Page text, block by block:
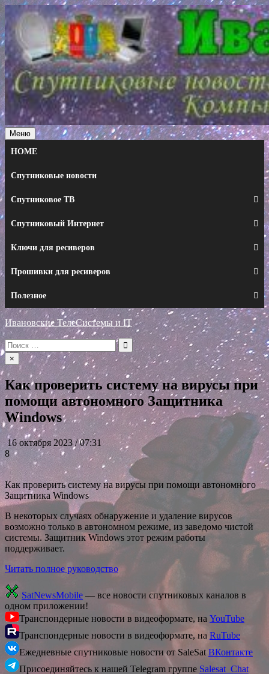
Перейти
к
содержимому
Меню
HOME
Спутниковые новости
Спутниковое ТВ
Спутниковый Интернет
Ключи для ресиверов
Прошивки для ресиверов
Полезное
Ивановские ТелеСистемы и IT
Искать:
×
Как проверить систему на вирусы при
помощи автономного Защитника
Windows
16 октября 2023 / 07:31
8
Как проверить систему на вирусы при помощи автономного
Защитника Windows
В некоторых случаях обнаружение и удаление вирусов
возможно только в автономном режиме, из заведомо чистой
системы. Защитник Windows этот режим работы
поддерживает.
Читать полное руководство
SatNewsMobile — все новости спутниковых каналов в
одном приложении!
Транспондерные новости в видеоформате, на YouTube
Транспондерные новости в видеоформате, на RuTube
Ежедневные спутниковые новости от SaleSat ВКонтакте
Присоединяйтесь к нашей Telegram группе Salesat_Chat